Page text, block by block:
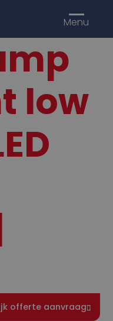
Menu
low
offerte aanvraag